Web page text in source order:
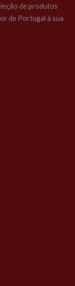
de produtos
de Portugal à sua